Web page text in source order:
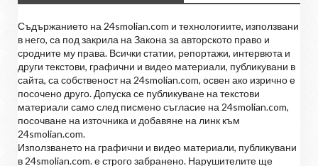
Съдържанието на 24smolian.com и технологиите, използвани
в него, са под закрила на Закона за авторското право и
сродните му права. Всички статии, репортажи, интервюта и
други текстови, графични и видео материали, публикувани в
сайта, са собственост на 24smolian.com, освен ако изрично е
посочено друго. Допуска се публикуване на текстови
материали само след писмено съгласие на 24smolian.com,
посочване на източника и добавяне на линк към
24smolian.com.
Използването на графични и видео материали, публикувани
в 24smolian.com. е строго забранено. Нарушителите ще